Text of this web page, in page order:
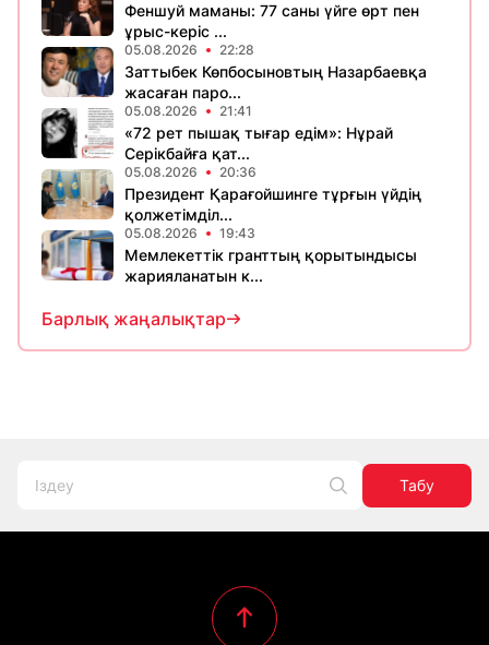
Феншуй маманы: 77 саны үйге өрт пен
ұрыс-керіс ...
05.08.2026 22:28
Заттыбек Көпбосыновтың Назарбаевқа
жасаған паро...
05.08.2026 21:41
«72 рет пышақ тығар едім»: Нұрай
Серікбайға қат...
05.08.2026 20:36
Президент Қарағойшинге тұрғын үйдің
қолжетімділ...
05.08.2026 19:43
Мемлекеттік гранттың қорытындысы
жарияланатын к...
Барлық жаңалықтар
Табу